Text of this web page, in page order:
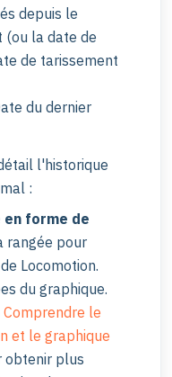
depuis le
(ou la date de
de tarissement
du dernier
l'historique
:
en forme de
rangée pour
Locomotion.
du graphique.
le
et le graphique
obtenir plus